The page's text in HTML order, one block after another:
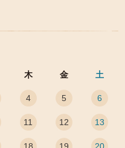
木 金 土
4 5 6
11 12 13